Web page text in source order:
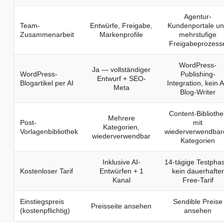
Team-
Zusammenarbeit
Entwürfe, Freigabe,
Markenprofile
Agentur-
Kundenportale
mehrstufige
WordPress-
Blogartikel per AI
Ja — vollständiger
Entwurf + SEO-
Meta
WordPress-
Publishing-
Integration, kein
Blog-Writer
Post-
Vorlagenbibliothek
Mehrere
Kategorien,
wiederverwendbar
Content-
mit
Kategorien
Kostenloser Tarif
Inklusive AI-
Entwürfen + 1
Kanal
14-tägige
kein dauerhafter
Free-Tarif
Einstiegspreis
(kostenpflichtig)
Preisseite ansehen
Sendible Preise
ansehen